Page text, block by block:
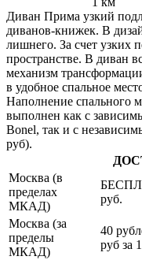
Диван Прима узкий
диванов-книжек. В
лишнего. За счет узких
пространстве. В диван
механизм
в удобное спальное
Наполнение спального
выполнен как с
Bonel, так и с
руб).
Москва (в
пределах
МКАД)
руб.
Москва (за
пределы
МКАД)
40
руб за